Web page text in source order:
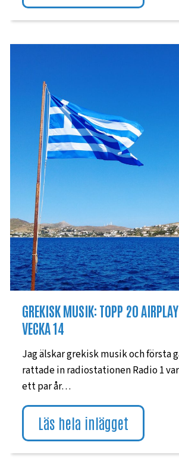
GREKISK MUSIK: TOPP 20
VECKA 14
Jag älskar grekisk musik och första
rattade in radiostationen Radio 1
ett par år…
Läs hela inlägget